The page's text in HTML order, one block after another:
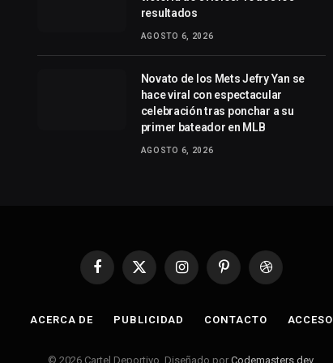
resultados
AGOSTO 6, 2026
Novato de los Mets Jefry Yan se
hace viral con espectacular
celebración tras ponchar a su
primer bateador en MLB
AGOSTO 6, 2026
Facebook
X
InstagramPinterestDribbble
ACERCA DE PUBLICIDAD CONTACTO ACCESO
© 2026 Cartel Deportivo. Diseñado por Codemasters.dev.